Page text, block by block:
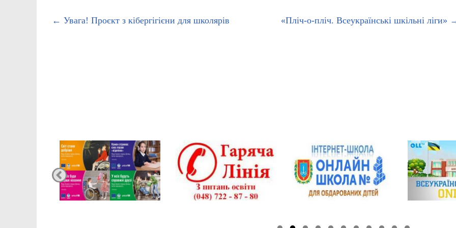
← Увага! Проєкт з кібергігієни для школярів «Пліч-о-пліч. Всеукраїнські шкільні ліги»